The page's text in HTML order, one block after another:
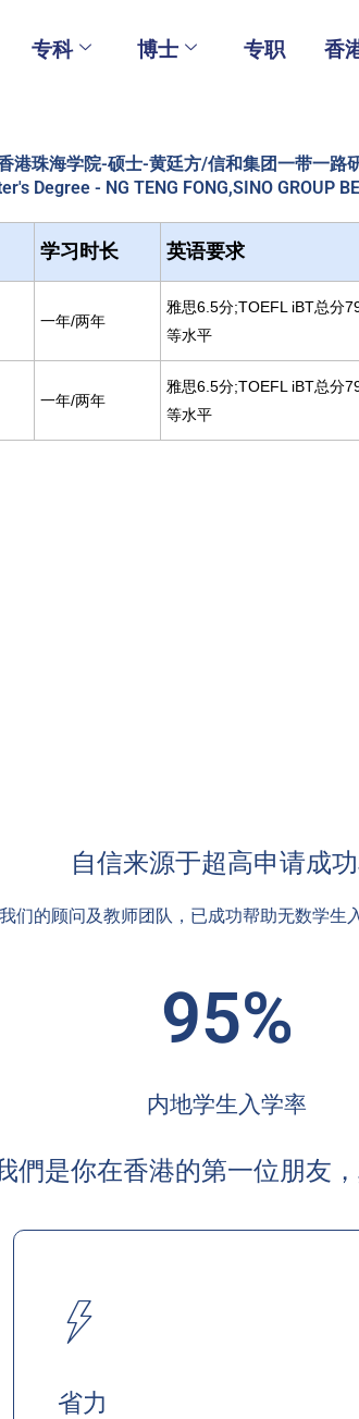
专科 博士 专职 香
港珠海学院-硕士-黄廷方/信和集团一带一路
Degree - NG TENG FONG,SINO GROUP
学习时长 英语要求
一年/两年
雅思6.5分;TOEFL iBT总分
等水平
一年/两年
雅思6.5分;TOEFL iBT总分
等水平
自信来源于超高申请成
我们的顾问及教师团队，已成功帮助无数学生
95%
内地学生入学率
們是你在香港的第一位朋友
省力